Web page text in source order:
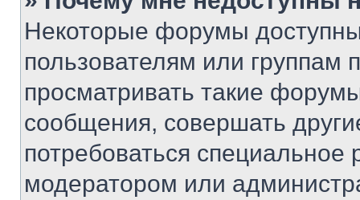
Некоторые форумы
пользователям или группам
просматривать такие
сообщения, совершать
потребоваться
модератором или